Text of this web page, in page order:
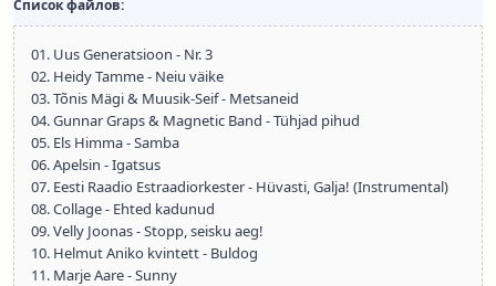
Список файлов:
01. Uus Generatsioon - Nr. 3
02. Heidy Tamme - Neiu väike
03. Tõnis Mägi & Muusik-Seif - Metsaneid
04. Gunnar Graps & Magnetic Band - Tühjad pihud
05. Els Himma - Samba
06. Apelsin - Igatsus
07. Eesti Raadio Estraadiorkester - Hüvasti, Galja! (Instrumental)
08. Collage - Ehted kadunud
09. Velly Joonas - Stopp, seisku aeg!
10. Helmut Aniko kvintett - Buldog
11. Marje Aare - Sunny